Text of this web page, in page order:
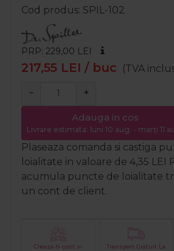
Cod produs SPIL-102
PRP: 229,00 LEI
217,55 LEI / buc (TVA
− +
Adauga in cos
Livrare estimata: luni 10 aug. - marți 11
Plaseaza comanda si castiga
loialitate in valoare de 4,35 LEI
acumula puncte de loialitate
un cont de client.
Creaza-ti cont si
Transport Gratuit La